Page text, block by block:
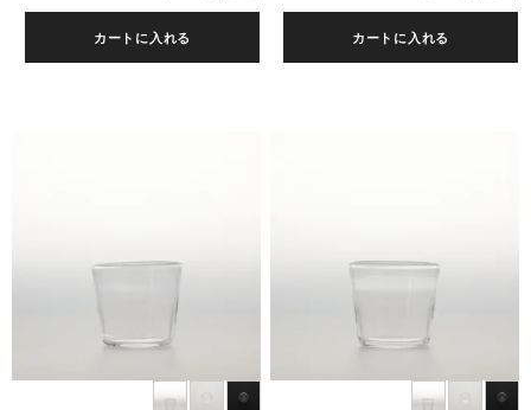
カートに入れる カートに入れる